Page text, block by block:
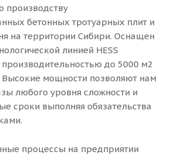
производству
бетонных тротуарных плит и
на территории Сибири. Оснащен
линией HESS
до 5000 м2
Высокие мощности позволяют нам
любого уровня сложности и
сроки выполняя обязательства
процессы на предприятии